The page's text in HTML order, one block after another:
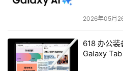
本文来源于DOIT传媒，文章内
2026年05月
618 办公
Galaxy